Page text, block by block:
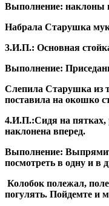
Выполнение: наклоны
Набрала Старушка
3.И.П.: Основная
Выполнение:
Слепила Старушка из
поставила на окошко
4.И.П.:Сидя на пятках,
наклонена вперед.
Выполнение:
посмотреть в одну и в
Колобок полежал,
погулять. Пойдемте и